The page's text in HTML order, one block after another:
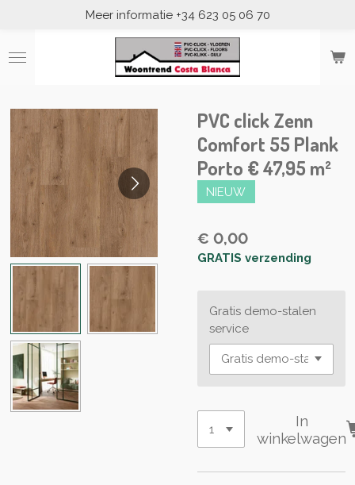
naar
Meer informatie +34 623 05 06 70
PVC click Zenn
Comfort 55 Plank
Porto € 47,95 m²
NIEUW
€ 0,00
GRATIS verzending
Gratis demo-stalen
service
In
winkelwagen